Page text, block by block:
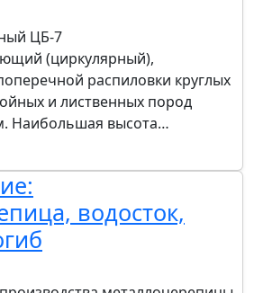
ЦБ-7
(циркулярный),
распиловки круглых
и лиственных пород
Наибольшая высота…
водосток,